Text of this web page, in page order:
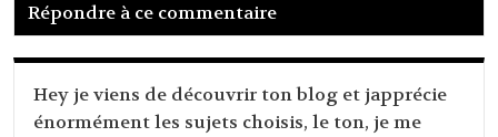
Répondre à ce commentaire
Hey je viens de découvrir ton blog et japprécie
énormément les sujets choisis, le ton, je me